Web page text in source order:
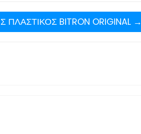
BITRON ORIGINAL→